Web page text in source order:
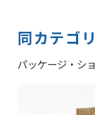
同カテゴリ
パッケージ・シ